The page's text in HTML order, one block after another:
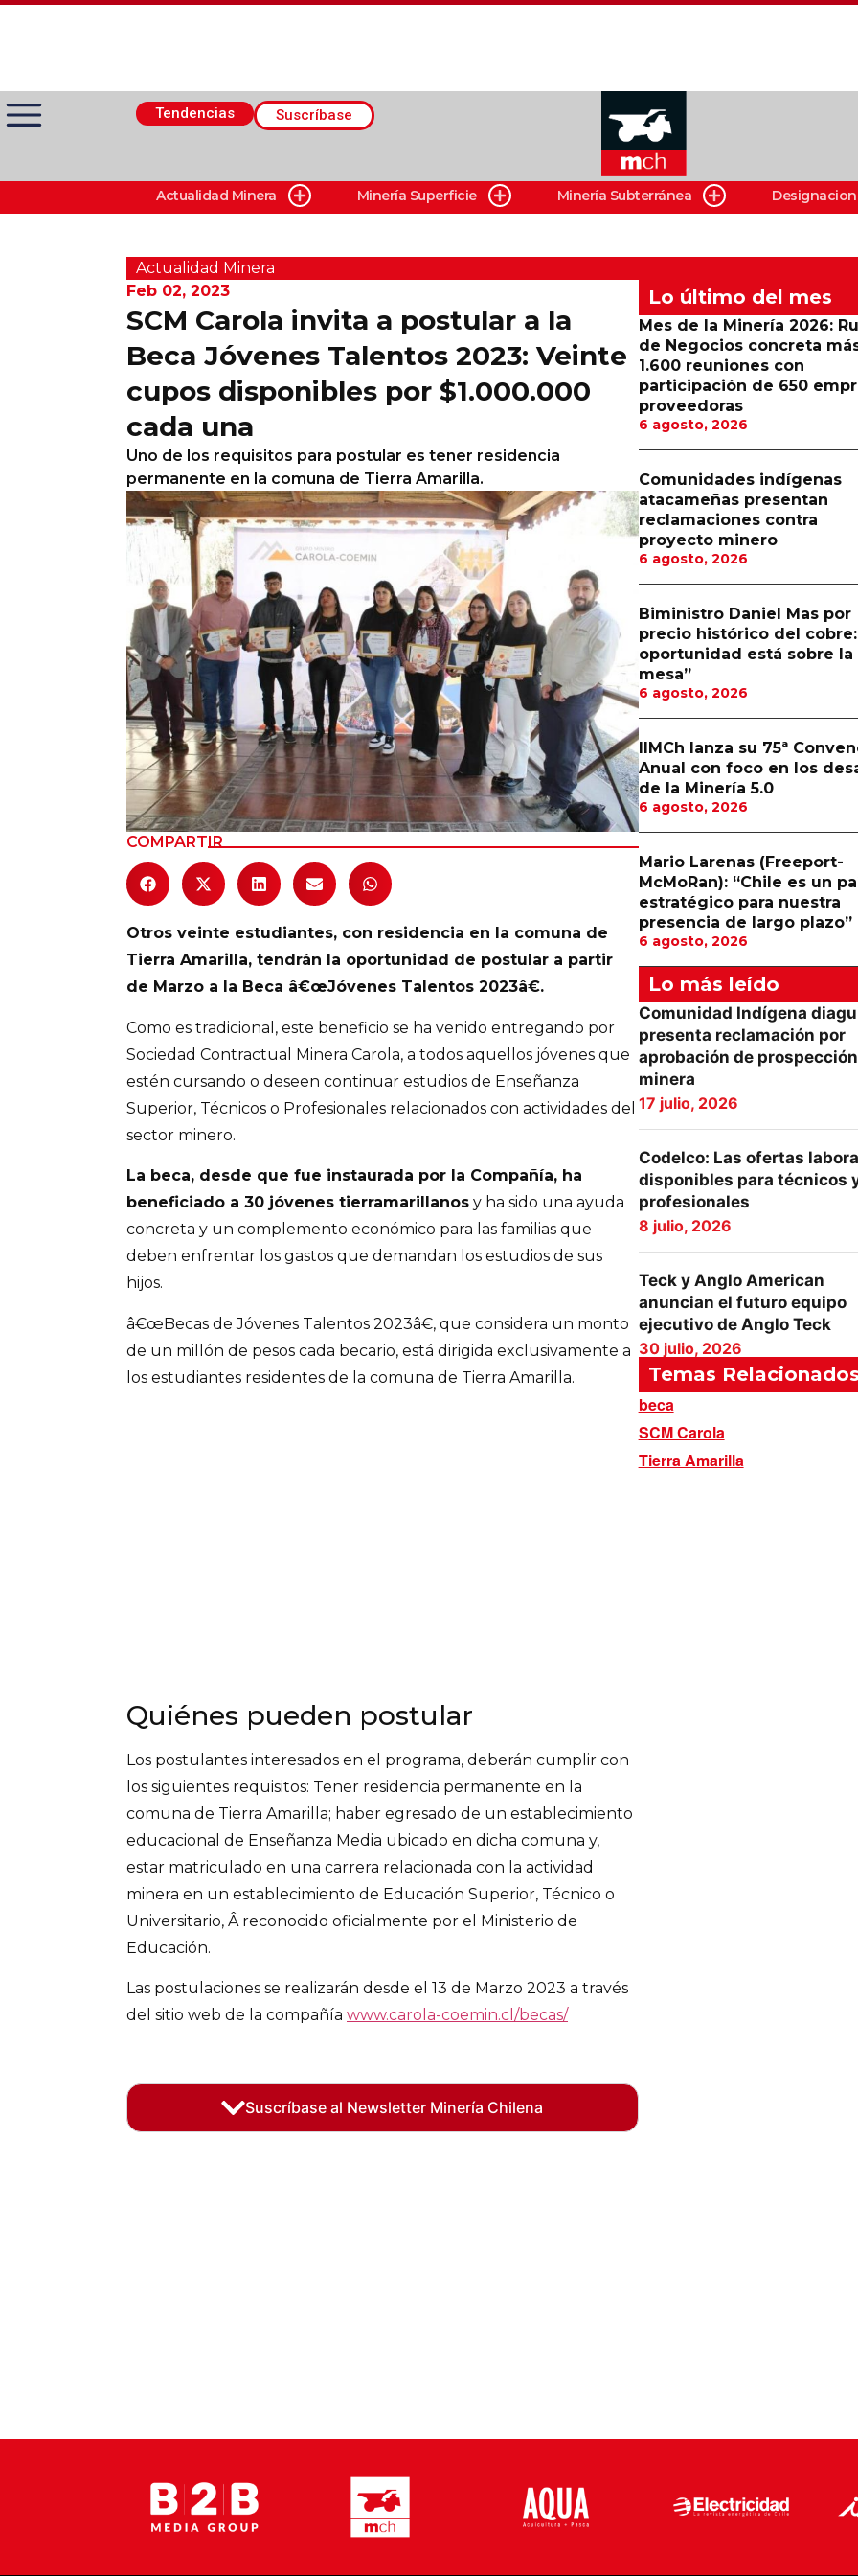
Tendencias Suscríbase
Actualidad Minera
Minería Superficie
Minerí­a Subterránea
Columnas de Opinión
Calendario de Eventos
Actualidad Minera Minería Superficie Minería Subterránea
Actualidad Minera
Feb 02, 2023
SCM Carola invita a postular a la
Beca Jóvenes Talentos 2023: Veinte
cupos disponibles por $1.000.000
cada una
Uno de los requisitos para postular es tener residencia
permanente en la comuna de Tierra Amarilla.
COMPARTIR
Otros veinte estudiantes, con residencia en la comuna de
Tierra Amarilla, tendrán la oportunidad de postular a partir
de Marzo a la Beca â€œJóvenes Talentos 2023â€.
Como es tradicional, este beneficio se ha venido entregando por
Sociedad Contractual Minera Carola, a todos aquellos jóvenes que
estén cursando o deseen continuar estudios de Enseñanza
Superior, Técnicos o Profesionales relacionados con actividades del
sector minero.
La beca, desde que fue instaurada por la Compañía, ha
beneficiado a 30 jóvenes tierramarillanos y ha sido una ayuda
concreta y un complemento económico para las familias que
deben enfrentar los gastos que demandan los estudios de sus
hijos.
â€œBecas de Jóvenes Talentos 2023â€, que considera un monto
de un millón de pesos cada becario, está dirigida exclusivamente a
los estudiantes residentes de la comuna de Tierra Amarilla.
Quiénes pueden postular
Los postulantes interesados en el programa, deberán cumplir con
los siguientes requisitos: Tener residencia permanente en la
comuna de Tierra Amarilla; haber egresado de un establecimiento
educacional de Enseñanza Media ubicado en dicha comuna y,
estar matriculado en una carrera relacionada con la actividad
minera en un establecimiento de Educación Superior, Técnico o
Universitario, Â reconocido oficialmente por el Ministerio de
Educación.
Las postulaciones se realizarán desde el 13 de Marzo 2023 a través
del sitio web de la compañía www.carola-coemin.cl/becas/
Suscríbase al Newsletter Minería Chilena
Lo último del mes
Mes de la Minería 2026:
de Negocios concreta
1.600 reuniones con
participación de 650
proveedoras
6 agosto, 2026
Comunidades indígenas
atacameñas presentan
reclamaciones contra
proyecto minero
6 agosto, 2026
Biministro Daniel Mas por
precio histórico del cobre:
oportunidad está sobre la
mesa”
6 agosto, 2026
IIMCh lanza su 75ª
Anual con foco en los
de la Minería 5.0
6 agosto, 2026
Mario Larenas (Freeport-
McMoRan): “Chile es un
estratégico para nuestra
presencia de largo plazo”
6 agosto, 2026
Lo más leído
Comunidad Indígena
presenta reclamación por
aprobación de prospección
minera
17 julio, 2026
Codelco: Las ofertas
disponibles para técnicos
profesionales
8 julio, 2026
Teck y Anglo American
anuncian el futuro equipo
ejecutivo de Anglo Teck
30 julio, 2026
Temas Relacionados
beca
SCM Carola
Tierra Amarilla